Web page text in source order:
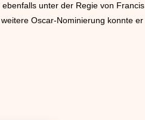
unter der Regie von Francis
Oscar-Nominierung konnte er